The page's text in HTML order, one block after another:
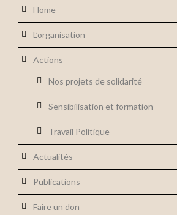
Home
L’organisation
Actions
Nos projets de solidarité
Sensibilisation et formation
Travail Politique
Actualités
Publications
Faire un don